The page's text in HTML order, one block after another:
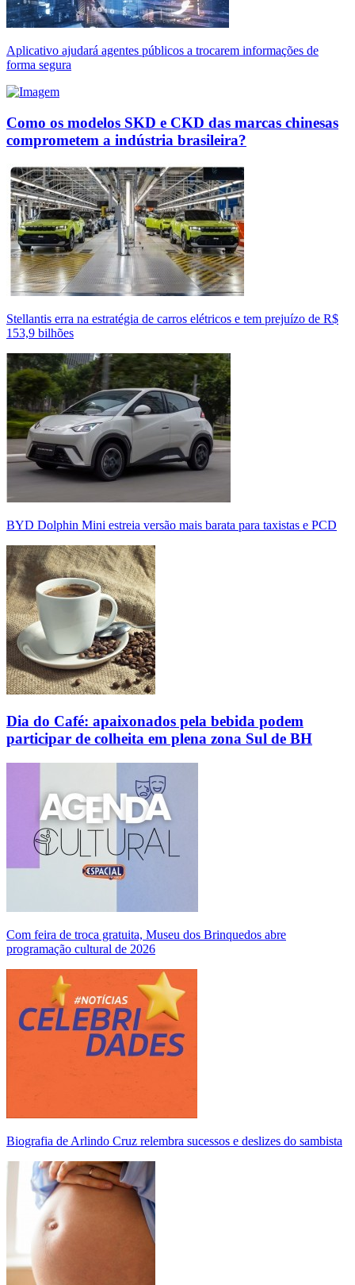
Aplicativo ajudará agentes públicos a trocarem informações de
forma segura
Como os modelos SKD e CKD das marcas chinesas
comprometem a indústria brasileira?
Stellantis erra na estratégia de carros elétricos e tem prejuízo de R$
153,9 bilhões
BYD Dolphin Mini estreia versão mais barata para taxistas e PCD
Dia do Café: apaixonados pela bebida podem
participar de colheita em plena zona Sul de BH
Com feira de troca gratuita, Museu dos Brinquedos abre
programação cultural de 2026
Biografia de Arlindo Cruz relembra sucessos e deslizes do sambista